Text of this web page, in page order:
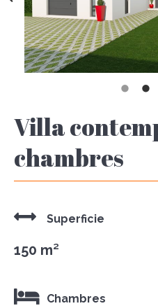
Villa
chambres
Superficie
150 m²
Chambres